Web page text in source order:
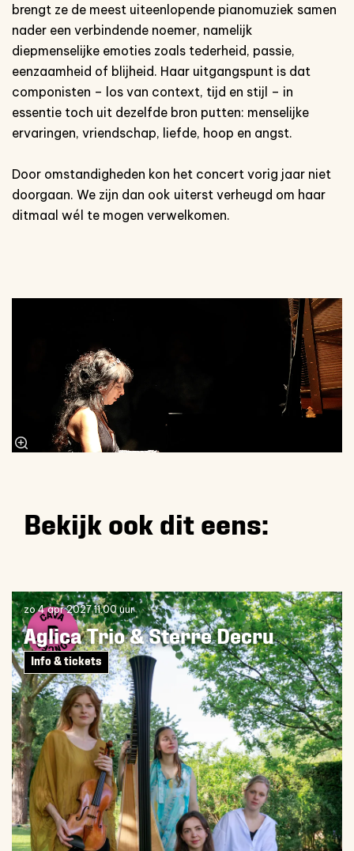
brengt ze de meest uiteenlopende pianomuziek samen
nader een verbindende noemer, namelijk
diepmenselijke emoties zoals tederheid, passie,
eenzaamheid of blijheid. Haar uitgangspunt is dat
componisten – los van context, tijd en stijl – in
essentie toch uit dezelfde bron putten: menselijke
ervaringen, vriendschap, liefde, hoop en angst.
Door omstandigheden kon het concert vorig jaar niet
doorgaan. We zijn dan ook uiterst verheugd om haar
ditmaal wél te mogen verwelkomen.
Bekijk ook dit eens:
Aglica Trio & Sterre Decru
zo 4 apr 202711.00 uur
Info & tickets